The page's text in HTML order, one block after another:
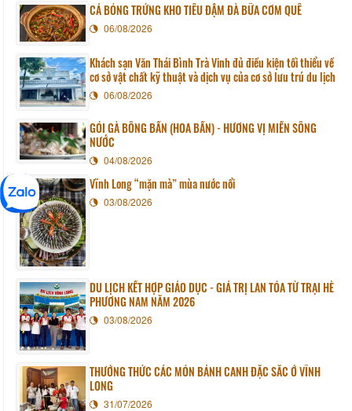
CÁ BÓNG TRỨNG KHO TIÊU ĐẬM ĐÀ BỮA CƠM QUÊ
06/08/2026
Khách sạn Văn Thái Bình Trà Vinh đủ điều kiện tối thiểu về
cơ sở vật chất kỹ thuật và dịch vụ của cơ sở lưu trú du lịch
06/08/2026
GỎI GÀ BÔNG BẦN (HOA BẦN) - HƯƠNG VỊ MIỀN SÔNG
NƯỚC
04/08/2026
Vĩnh Long “mặn mà” mùa nước nổi
03/08/2026
DU LỊCH KẾT HỢP GIÁO DỤC - GIÁ TRỊ LAN TỎA TỪ TRẠI HÈ
PHƯƠNG NAM NĂM 2026
03/08/2026
THƯỞNG THỨC CÁC MÓN BÁNH CANH ĐẶC SẮC Ở VĨNH
LONG
31/07/2026